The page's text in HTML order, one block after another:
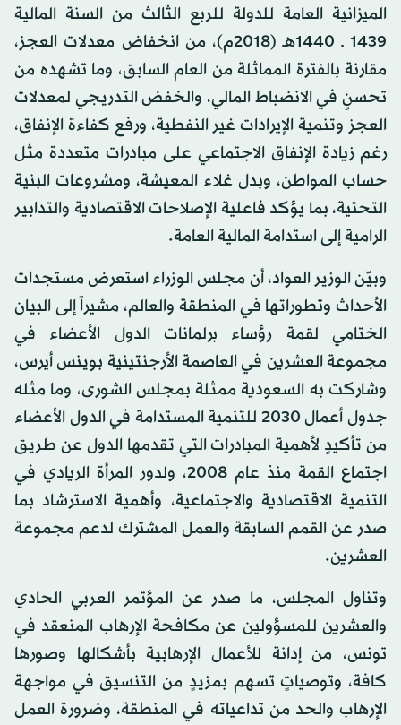
الميزانية العامة للدولة للربع الثالث من السنة المالية
1439 ـ 1440هـ (2018م)، من انخفاض معدلات العجز،
مقارنة بالفترة المماثلة من العام السابق، وما تشهده من
تحسنٍ في الانضباط المالي، والخفض التدريجي لمعدلات
العجز وتنمية الإيرادات غير النفطية، ورفع كفاءة الإنفاق،
رغم زيادة الإنفاق الاجتماعي على مبادرات متعددة مثل
حساب المواطن، وبدل غلاء المعيشة، ومشروعات البنية
التحتية، بما يؤكد فاعلية الإصلاحات الاقتصادية والتدابير
الرامية إلى استدامة المالية العامة.
وبيّن الوزير العواد، أن مجلس الوزراء استعرض مستجدات
الأحداث وتطوراتها في المنطقة والعالم، مشيراً إلى البيان
الختامي لقمة رؤساء برلمانات الدول الأعضاء في
مجموعة العشرين في العاصمة الأرجنتينية بوينس أيرس،
وشاركت به السعودية ممثلة بمجلس الشورى، وما مثله
جدول أعمال 2030 للتنمية المستدامة في الدول الأعضاء
من تأكيدٍ لأهمية المبادرات التي تقدمها الدول عن طريق
اجتماع القمة منذ عام 2008، ولدور المرأة الريادي في
التنمية الاقتصادية والاجتماعية، وأهمية الاسترشاد بما
صدر عن القمم السابقة والعمل المشترك لدعم مجموعة
العشرين.
وتناول المجلس، ما صدر عن المؤتمر العربي الحادي
والعشرين للمسؤولين عن مكافحة الإرهاب المنعقد في
تونس، من إدانة للأعمال الإرهابية بأشكالها وصورها
كافة، وتوصياتٍ تسهم بمزيدٍ من التنسيق في مواجهة
الإرهاب والحد من تداعياته في المنطقة، وضرورة العمل